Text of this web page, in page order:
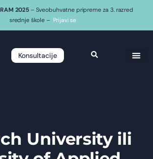
2025 – Sveobuhvatne pripreme za 3. razred
srednje škole – Prijavi se
Konsultacije
University ili